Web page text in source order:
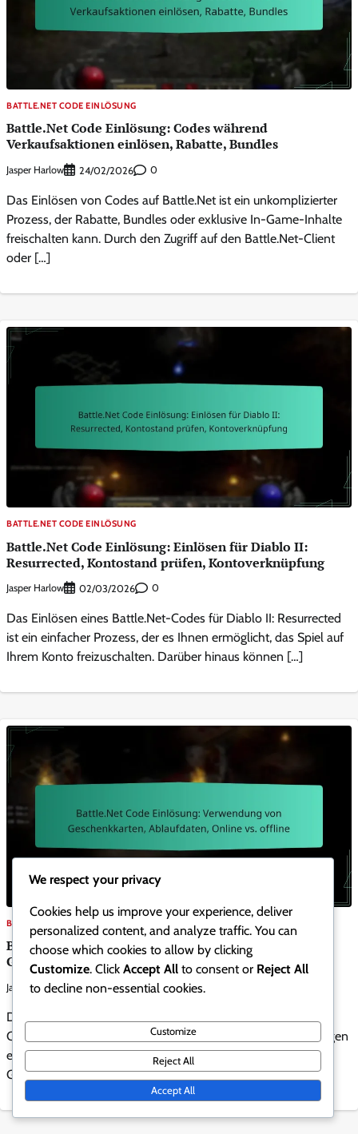
BATTLE.NET CODE EINLÖSUNG
Battle.Net Code Einlösung: Codes während
Verkaufsaktionen einlösen, Rabatte, Bundles
Jasper Harlow 24/02/2026 0
Das Einlösen von Codes auf Battle.Net ist ein unkomplizierter
Prozess, der Rabatte, Bundles oder exklusive In-Game-Inhalte
freischalten kann. Durch den Zugriff auf den Battle.Net-Client
oder […]
BATTLE.NET CODE EINLÖSUNG
Battle.Net Code Einlösung: Einlösen für Diablo II:
Resurrected, Kontostand prüfen, Kontoverknüpfung
Jasper Harlow 02/03/2026 0
Das Einlösen eines Battle.Net-Codes für Diablo II: Resurrected
ist ein einfacher Prozess, der es Ihnen ermöglicht, das Spiel auf
Ihrem Konto freizuschalten. Darüber hinaus können […]
BATTLE.NET CODE EINLÖSUNG
Battle.Net Code Einlösung: Verwendung von
Geschenkkarten, Ablaufdaten, Online vs. offline
Jasper Harlow 16/02/2026 0
Die Einlösung von Battle.Net-Codes ermöglicht es Nutzern,
Codes gegen In-Game-Inhalte, Abonnements oder Währungen
einzutauschen, wodurch ihr Spielerlebnis verbessert wird.
Geschenkkarten können einfach eingelöst werden, um […]
We respect your privacy
Cookies help us improve your experience, deliver
personalized content, and analyze traffic. You can
choose which cookies to allow by clicking
Customize. Click Accept All to consent or Reject All
to decline non-essential cookies.
Customize
Reject All
Accept All